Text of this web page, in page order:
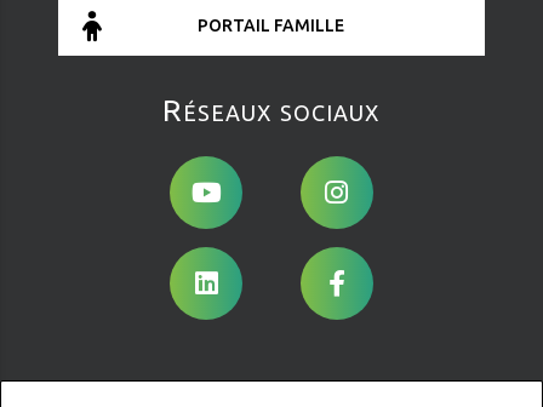
PORTAIL FAMILLE
Réseaux sociaux